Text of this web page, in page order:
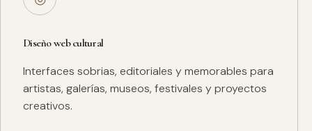
Diseño web cultural
Interfaces sobrias, editoriales y memorables para
artistas, galerías, museos, festivales y proyectos
creativos.